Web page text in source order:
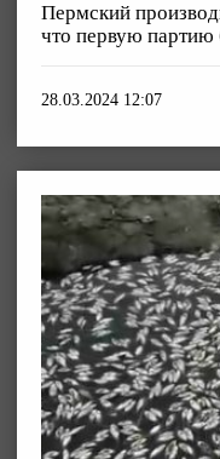
Пермский
что первую партию
28.03.2024 12:07